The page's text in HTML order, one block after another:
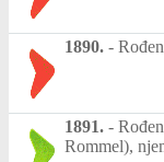
1890. -
1891. -
Rommel),